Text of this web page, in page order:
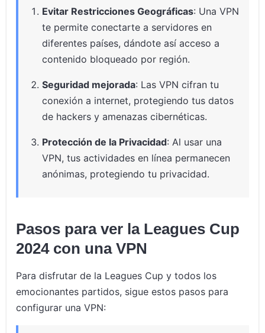
Evitar Restricciones Geográficas: Una VPN
te permite conectarte a servidores en
diferentes países, dándote así acceso a
contenido bloqueado por región.
Seguridad mejorada: Las VPN cifran tu
conexión a internet, protegiendo tus datos
de hackers y amenazas cibernéticas.
Protección de la Privacidad: Al usar una
VPN, tus actividades en línea permanecen
anónimas, protegiendo tu privacidad.
Pasos para ver la Leagues Cup
2024 con una VPN
Para disfrutar de la Leagues Cup y todos los
emocionantes partidos, sigue estos pasos para
configurar una VPN: